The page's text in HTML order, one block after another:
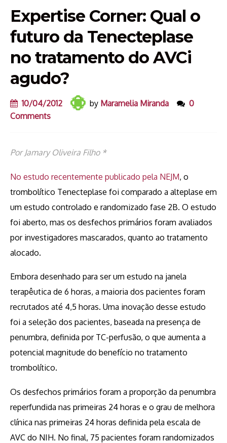
Expertise Corner: Qual o
futuro da Tenecteplase
no tratamento do AVCi
agudo?
10/04/2012 by Maramelia Miranda
0
Comments
Por Jamary Oliveira Filho *
No estudo recentemente publicado pela NEJM, o
trombolítico Tenecteplase foi comparado a alteplase em
um estudo controlado e randomizado fase 2B. O estudo
foi aberto, mas os desfechos primários foram avaliados
por investigadores mascarados, quanto ao tratamento
alocado.
Embora desenhado para ser um estudo na janela
terapêutica de 6 horas, a maioria dos pacientes foram
recrutados até 4,5 horas. Uma inovação desse estudo
foi a seleção dos pacientes, baseada na presença de
penumbra, definida por TC-perfusão, o que aumenta a
potencial magnitude do benefício no tratamento
trombolítico.
Os desfechos primários foram a proporção da penumbra
reperfundida nas primeiras 24 horas e o grau de melhora
clínica nas primeiras 24 horas definida pela escala de
AVC do NIH. No final, 75 pacientes foram randomizados